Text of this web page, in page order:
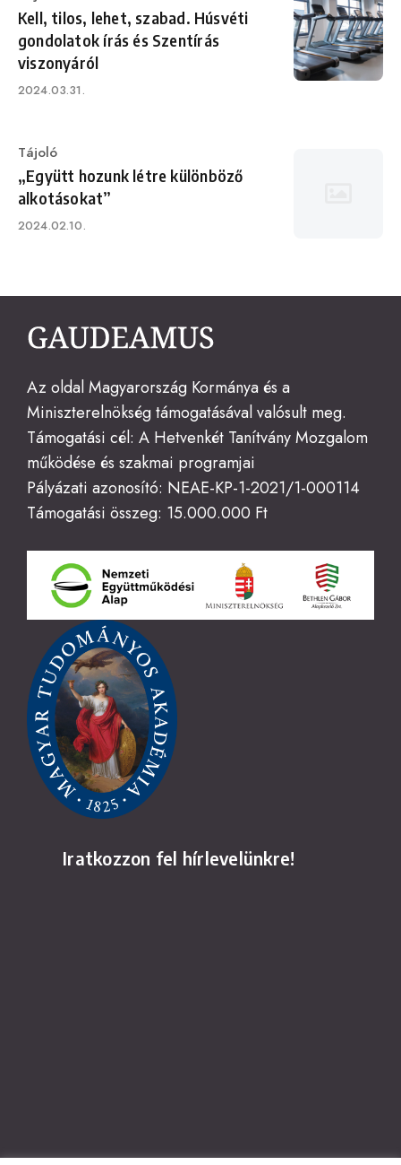
Kell, tilos, lehet, szabad. Húsvéti
gondolatok írás és Szentírás
viszonyáról
Published
2024.03.31.
Category
Tájoló
„Együtt hozunk létre különböző
alkotásokat”
Published
2024.02.10.
Az oldal Magyarország Kormánya és a
Miniszterelnökség támogatásával valósult meg.
Támogatási cél: A Hetvenkét Tanítvány Mozgalom
működése és szakmai programjai
Pályázati azonosító: NEAE-KP-1-2021/1-000114
Támogatási összeg: 15.000.000 Ft
Iratkozzon fel hírlevelünkre!